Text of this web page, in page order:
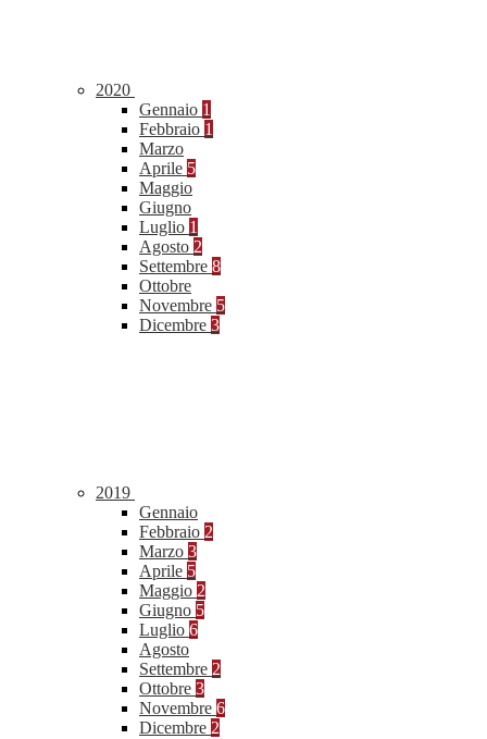
2020
Gennaio 1
Febbraio 1
Marzo
Aprile 5
Maggio
Giugno
Luglio 1
Agosto 2
Settembre 8
Ottobre
Novembre 5
Dicembre 3
2019
Gennaio
Febbraio 2
Marzo 3
Aprile 5
Maggio 2
Giugno 5
Luglio 6
Agosto
Settembre 2
Ottobre 3
Novembre 6
Dicembre 2